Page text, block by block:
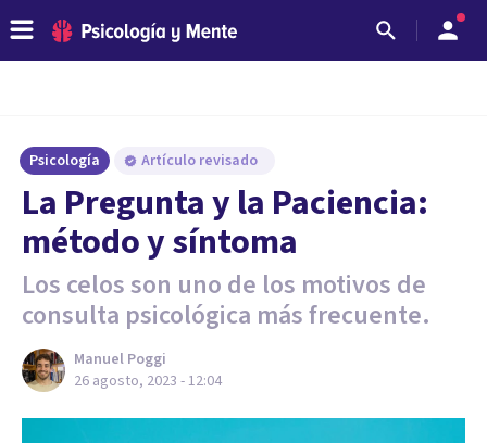
Psicología Artículo revisado
La Pregunta y la Paciencia:
método y síntoma
Los celos son uno de los motivos de
consulta psicológica más frecuente.
Manuel Poggi
26 agosto, 2023 - 12:04